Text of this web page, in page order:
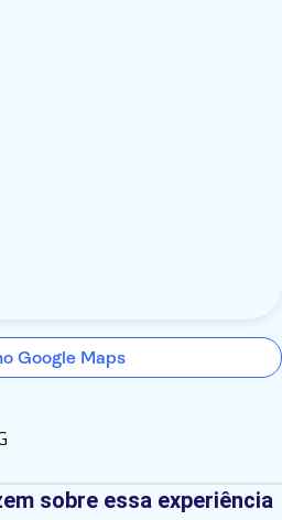
Google Maps
sobre essa experiência